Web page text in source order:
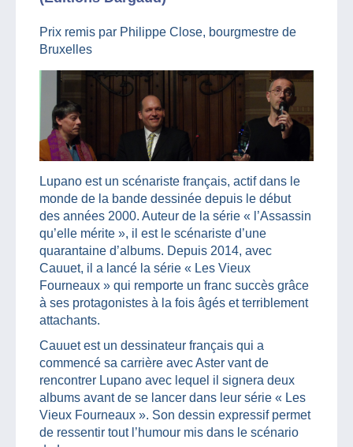
Prix remis par Philippe Close, bourgmestre de
Bruxelles
Lupano est un scénariste français, actif dans le
monde de la bande dessinée depuis le début
des années 2000. Auteur de la série « l’Assassin
qu’elle mérite », il est le scénariste d’une
quarantaine d’albums. Depuis 2014, avec
Cauuet, il a lancé la série « Les Vieux
Fourneaux » qui remporte un franc succès grâce
à ses protagonistes à la fois âgés et terriblement
attachants.
Cauuet est un dessinateur français qui a
commencé sa carrière avec Aster vant de
rencontrer Lupano avec lequel il signera deux
albums avant de se lancer dans leur série « Les
Vieux Fourneaux ». Son dessin expressif permet
de ressentir tout l’humour mis dans le scénario